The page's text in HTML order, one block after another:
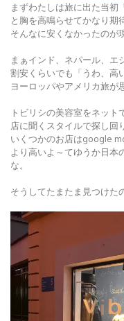
まずわたしは旅に出た当初
と胸を高鳴らせてかなり期
そんなに安くなかったのが
まぁインド、ネパール、エ
割安くらいでも「うわ、高
ヨーロッパやアメリカ旅が
トビリシの美容室をネッ
店に聞くスタイルで探し回
いくつかのお店はgoogle
より高いよ～てゆうか日本
な。
そうしてたまたま見つけた